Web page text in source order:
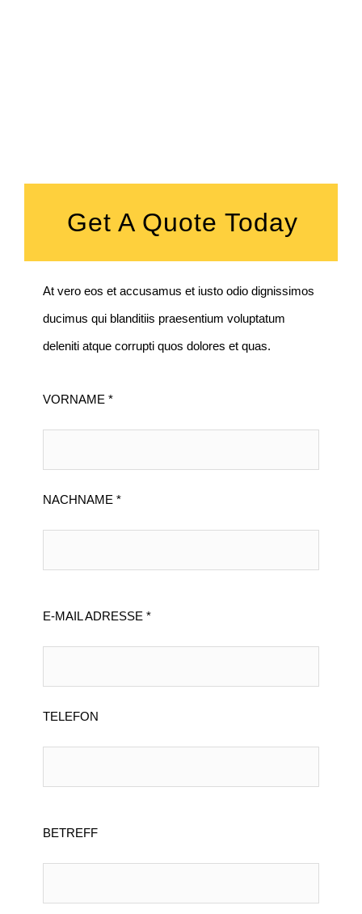
Get A Quote Today
At vero eos et accusamus et iusto odio dignissimos
ducimus qui blanditiis praesentium voluptatum
deleniti atque corrupti quos dolores et quas.
VORNAME *
NACHNAME *
E-MAIL ADRESSE *
TELEFON
BETREFF